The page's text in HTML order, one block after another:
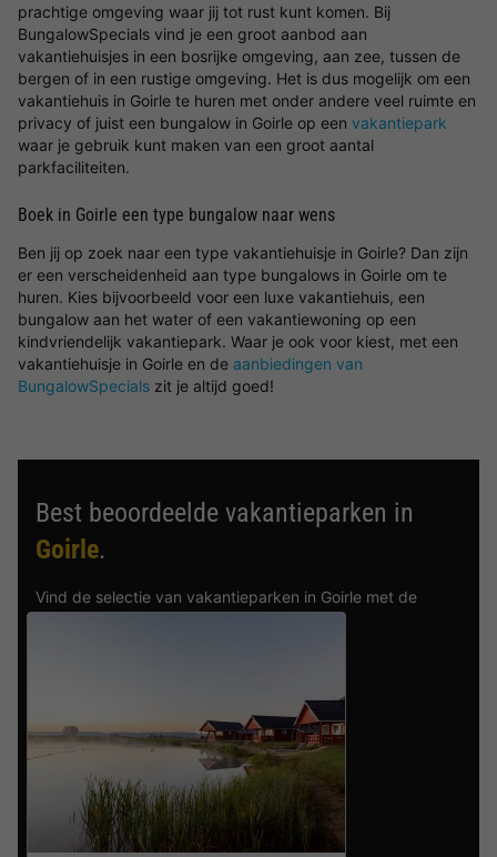
prachtige omgeving waar jij tot rust kunt komen. Bij
BungalowSpecials vind je een groot aanbod aan
vakantiehuisjes in een bosrijke omgeving, aan zee, tussen de
bergen of in een rustige omgeving. Het is dus mogelijk om een
vakantiehuis in Goirle te huren met onder andere veel ruimte en
privacy of juist een bungalow in Goirle op een vakantiepark
waar je gebruik kunt maken van een groot aantal
parkfaciliteiten.
Boek in Goirle een type bungalow naar wens
Ben jij op zoek naar een type vakantiehuisje in Goirle? Dan zijn
er een verscheidenheid aan type bungalows in Goirle om te
huren. Kies bijvoorbeeld voor een luxe vakantiehuis, een
bungalow aan het water of een vakantiewoning op een
kindvriendelijk vakantiepark. Waar je ook voor kiest, met een
vakantiehuisje in Goirle en de aanbiedingen van
BungalowSpecials zit je altijd goed!
Best beoordeelde vakantieparken in
Goirle.
Vind de selectie van vakantieparken in Goirle met de